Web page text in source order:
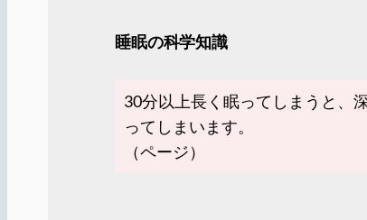
睡眠の科学知識
30分以上長く眠ってしまうと、
ってしまいます。
（ページ）